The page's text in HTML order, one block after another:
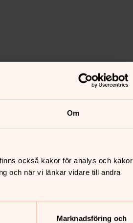
Om
också kakor för analys och kakor
och när vi länkar vidare till andra
Marknadsföring och